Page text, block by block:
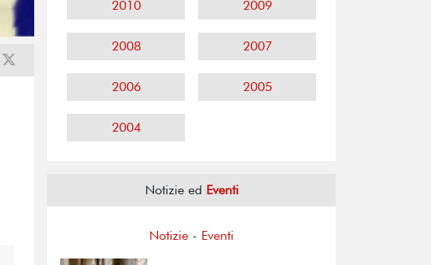
2010 2009
2008 2007
2006 2005
2004
Notizie ed Eventi
Notizie - Eventi